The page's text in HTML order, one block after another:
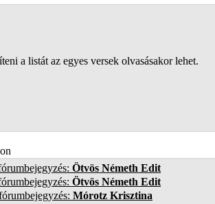
a listát az egyes versek olvasásakor lehet.
Ötvös Németh Edit
Ötvös Németh Edit
Mórotz Krisztina